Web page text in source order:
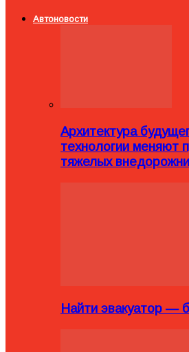
Автоновости
Архитектура
технологии меняют
тяжелых
Найти эвакуатор —